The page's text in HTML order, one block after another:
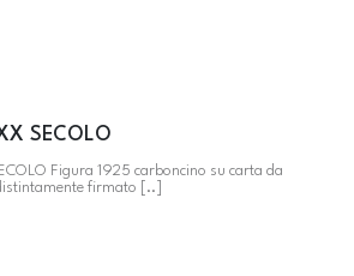
SECOLO
Figura 1925 carboncino su carta da
firmato [..]